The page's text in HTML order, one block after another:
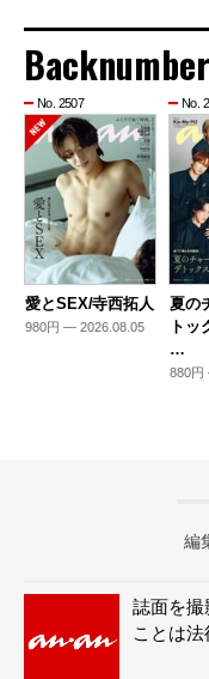
Backnumber
No. 2507
愛とSEX/寺西拓人
980円 — 2026.08.05
No.
夏の
トッ
…
880円
編
誌面を撮
ことは法